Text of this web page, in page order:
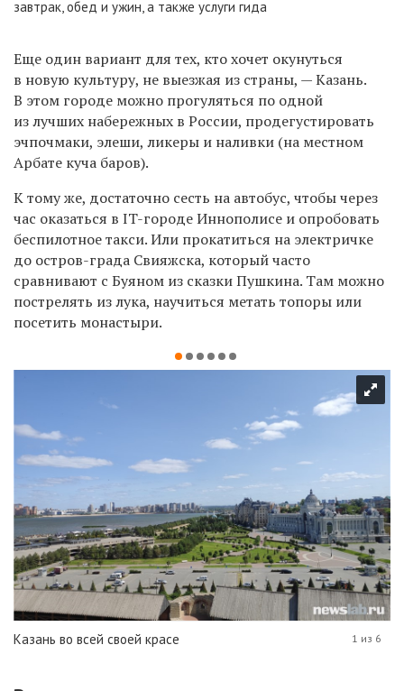
завтрак, обед и ужин, а также услуги гида
Еще один вариант для тех, кто хочет окунуться
в новую культуру, не выезжая из страны, — Казань.
В этом городе можно прогуляться по одной
из лучших набережных в России, продегустировать
эчпочмаки, элеши, ликеры и наливки (на местном
Арбате куча баров).
К тому же, достаточно сесть на автобус, чтобы через
час оказаться в IT-городе Иннополисе и опробовать
беспилотное такси. Или прокатиться на электричке
до остров-града Свияжска, который часто
сравнивают с Буяном из сказки Пушкина. Там можно
пострелять из лука, научиться метать топоры или
посетить монастыри.
Казань во всей своей красе 1 из 6